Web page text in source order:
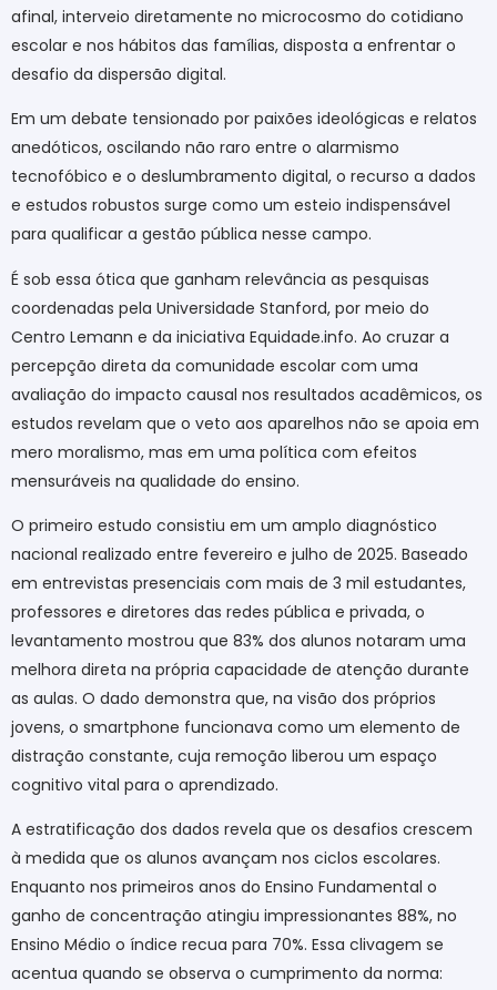
afinal, interveio diretamente no microcosmo do cotidiano
escolar e nos hábitos das famílias, disposta a enfrentar o
desafio da dispersão digital.
Em um debate tensionado por paixões ideológicas e relatos
anedóticos, oscilando não raro entre o alarmismo
tecnofóbico e o deslumbramento digital, o recurso a dados
e estudos robustos surge como um esteio indispensável
para qualificar a gestão pública nesse campo.
É sob essa ótica que ganham relevância as pesquisas
coordenadas pela Universidade Stanford, por meio do
Centro Lemann e da iniciativa Equidade.info. Ao cruzar a
percepção direta da comunidade escolar com uma
avaliação do impacto causal nos resultados acadêmicos, os
estudos revelam que o veto aos aparelhos não se apoia em
mero moralismo, mas em uma política com efeitos
mensuráveis na qualidade do ensino.
O primeiro estudo consistiu em um amplo diagnóstico
nacional realizado entre fevereiro e julho de 2025. Baseado
em entrevistas presenciais com mais de 3 mil estudantes,
professores e diretores das redes pública e privada, o
levantamento mostrou que 83% dos alunos notaram uma
melhora direta na própria capacidade de atenção durante
as aulas. O dado demonstra que, na visão dos próprios
jovens, o smartphone funcionava como um elemento de
distração constante, cuja remoção liberou um espaço
cognitivo vital para o aprendizado.
A estratificação dos dados revela que os desafios crescem
à medida que os alunos avançam nos ciclos escolares.
Enquanto nos primeiros anos do Ensino Fundamental o
ganho de concentração atingiu impressionantes 88%, no
Ensino Médio o índice recua para 70%. Essa clivagem se
acentua quando se observa o cumprimento da norma: